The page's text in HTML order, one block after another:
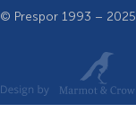
© Prespor 1993 – 2025